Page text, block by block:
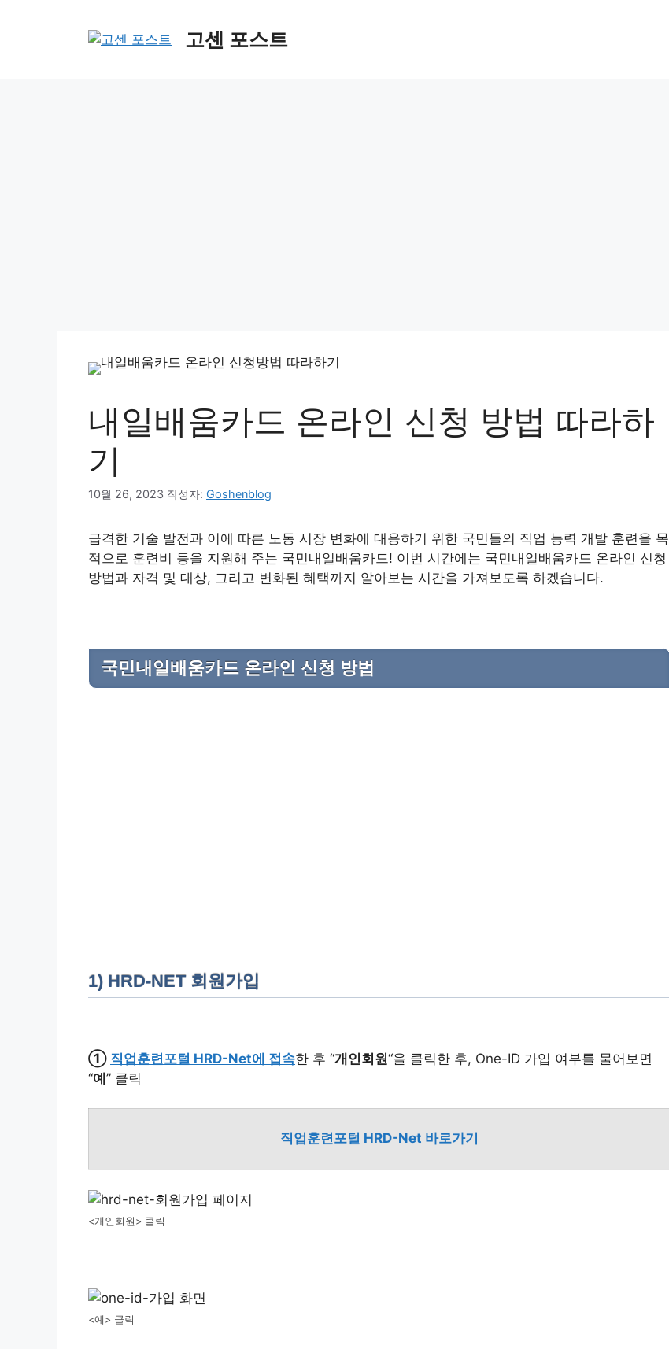
고센 포스트
내일배움카드 온라인 신청 방법 따라하
기
10월 26, 2023 작성자: Goshenblog
급격한 기술 발전과 이에 따른 노동 시장 변화에 대응하기 위한 국민들의 직업 능력 개발 훈련을 목
적으로 훈련비 등을 지원해 주는 국민내일배움카드! 이번 시간에는 국민내일배움카드 온라인 신청
방법과 자격 및 대상, 그리고 변화된 혜택까지 알아보는 시간을 가져보도록 하겠습니다.
국민내일배움카드 온라인 신청 방법
1) HRD-NET 회원가입
① 직업훈련포털 HRD-Net에 접속한 후 “개인회원“을 클릭한 후, One-ID 가입 여부를 물어보면
“예” 클릭
직업훈련포털 HRD-Net 바로가기
<개인회원> 클릭
<예> 클릭